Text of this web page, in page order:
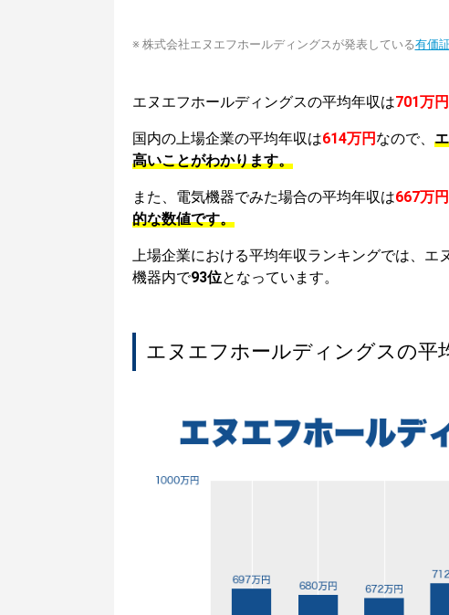
※ 株式会社エヌエフホールディングスが発表している有価
エヌエフホールディングスの平均年収は701万円
国内の上場企業の平均年収は614万円 なので、
高いことがわかります。
また、電気機器でみた場合の平均年収は667万円
的な数値です。
上場企業における平均年収ランキングでは、エ
機器内で93位となっています。
エヌエフホールディングスの平